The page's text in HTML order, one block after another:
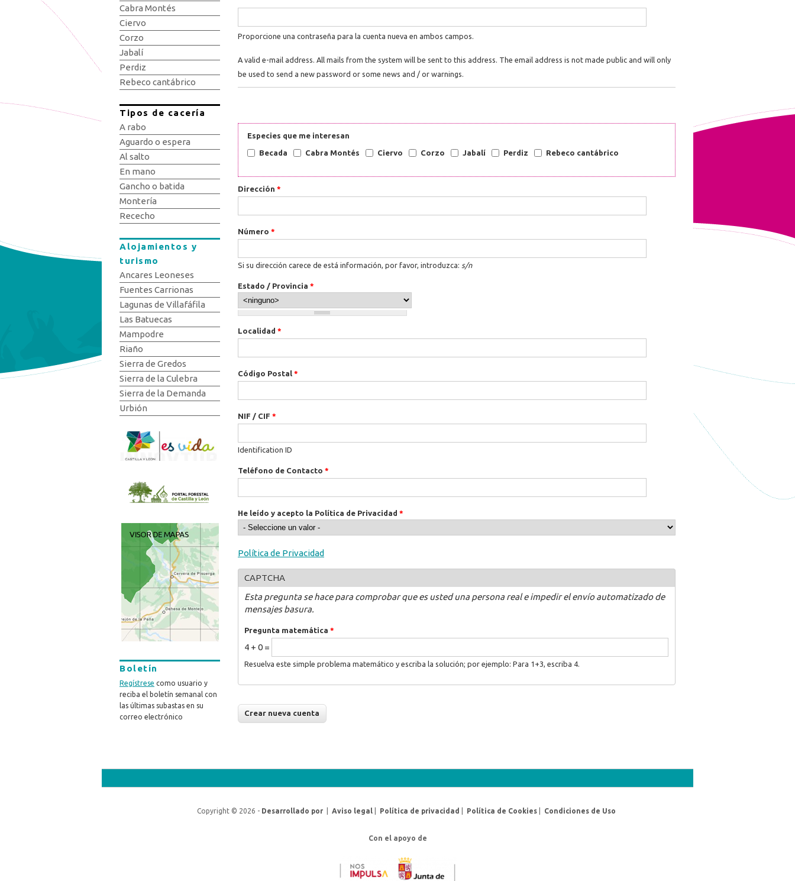
Proporcione una contraseña para la cuenta nueva en ambos campos.
A valid e-mail address. All mails from the system will be sent to this address. The email address is not made public and will only
be used to send a new password or some news and / or warnings.
Especies que me interesan
Becada Cabra Montés Ciervo Corzo Jabalí Perdiz Rebeco cantábrico
Dirección *
Número *
Si su dirección carece de está información, por favor, introduzca: s/n
Estado / Provincia *
Localidad *
Código Postal *
NIF / CIF *
Identification ID
Teléfono de Contacto *
He leído y acepto la Política de Privacidad *
Política de Privacidad
CAPTCHA
Esta pregunta se hace para comprobar que es usted una persona real e impedir el envío automatizado de
mensajes basura.
Pregunta matemática *
4 + 0 =
Resuelva este simple problema matemático y escriba la solución; por ejemplo: Para 1+3, escriba 4.
Cabra Montés
Ciervo
Corzo
Jabalí
Perdiz
Rebeco cantábrico
Tipos de cacería
A rabo
Aguardo o espera
Al salto
En mano
Gancho o batida
Montería
Rececho
Alojamientos y
turismo
Ancares Leoneses
Fuentes Carrionas
Lagunas de Villafáfila
Las Batuecas
Mampodre
Riaño
Sierra de Gredos
Sierra de la Culebra
Sierra de la Demanda
Urbión
Boletín
Regístrese como usuario y
reciba el boletín semanal con
las últimas subastas en su
correo electrónico
Copyright © 2026 - Desarrollado por| Aviso legal Política de privacidad Política de Cookies| Condiciones de Uso
Con el apoyo de